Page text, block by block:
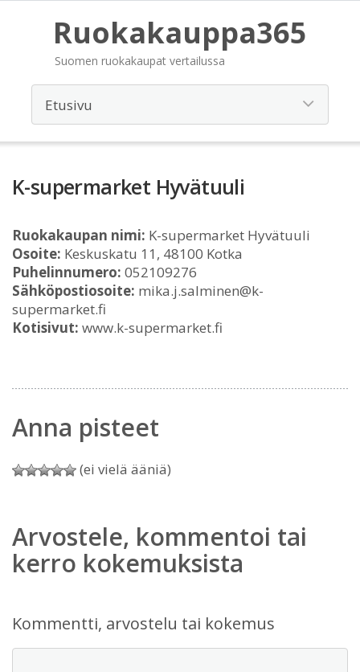
Ruokakauppa365
Suomen ruokakaupat vertailussa
K-supermarket Hyvätuuli
Ruokakaupan nimi: K-supermarket Hyvätuuli
Osoite: Keskuskatu 11, 48100 Kotka
Puhelinnumero: 052109276
Sähköpostiosoite: mika.j.salminen@k-
supermarket.fi
Kotisivut: www.k-supermarket.fi
Anna pisteet
(ei vielä ääniä)
Arvostele, kommentoi tai
kerro kokemuksista
Kommentti, arvostelu tai kokemus